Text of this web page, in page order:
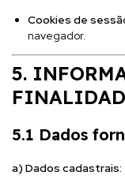
Cookies de
navegador.
5.
5.1 Dados
a) Dados cadastrais: